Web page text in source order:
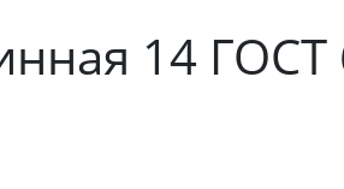
14 ГОСТ